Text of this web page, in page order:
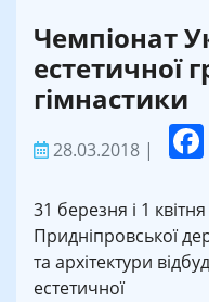
Чемпіонат
естетичної
гімнастики
28.03.2018 |
31 березня і 1
Придніпровської
та архітектури
естетичної